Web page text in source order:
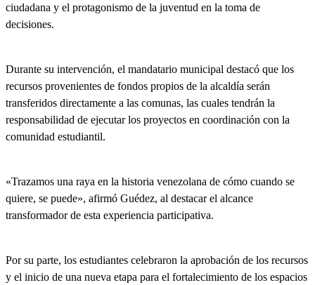
ciudadana y el protagonismo de la juventud en la toma de
decisiones.
Durante su intervención, el mandatario municipal destacó que los
recursos provenientes de fondos propios de la alcaldía serán
transferidos directamente a las comunas, las cuales tendrán la
responsabilidad de ejecutar los proyectos en coordinación con la
comunidad estudiantil.
«Trazamos una raya en la historia venezolana de cómo cuando se
quiere, se puede», afirmó Guédez, al destacar el alcance
transformador de esta experiencia participativa.
Por su parte, los estudiantes celebraron la aprobación de los recursos
y el inicio de una nueva etapa para el fortalecimiento de los espacios